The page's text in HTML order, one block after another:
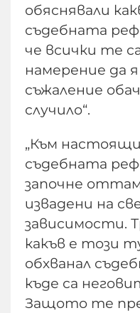
обяснявали
съдебната
че всички те
намерение да
съжаление
случило“.
„Към
съдебната
започне
извадени на
зависимости.
какъв е този
обхванал
къде са
Защото те